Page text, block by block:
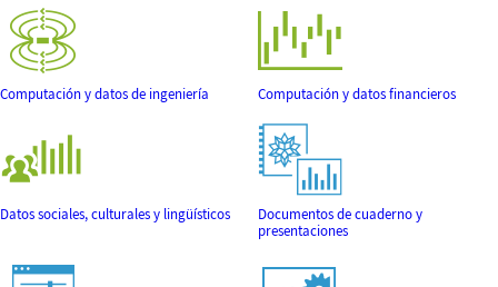
Computación y datos de ingeniería Computación y datos financieros
Datos sociales, culturales y lingüísticos
Documentos de cuaderno y
presentaciones